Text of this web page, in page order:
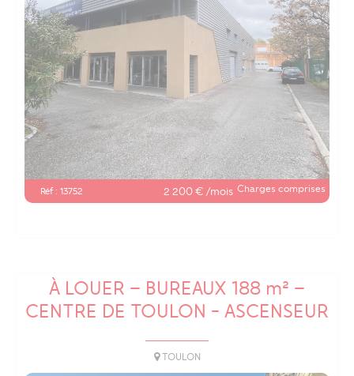
Réf : 13752 2 200 € /mois Charges comprises
À LOUER – BUREAUX 188 m² –
CENTRE DE TOULON - ASCENSEUR
TOULON